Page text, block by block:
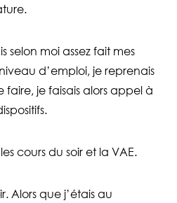
selon moi assez fait mes
d’emploi, je reprenais
faire, je faisais alors appel à
cours du soir et la VAE.
Alors que j’étais au